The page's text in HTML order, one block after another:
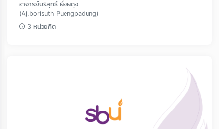
อาจารย์บริสุทธิ์ ผึ่งผดุง
(Aj.borisuth Puengpadung)
3 หน่วยกิต